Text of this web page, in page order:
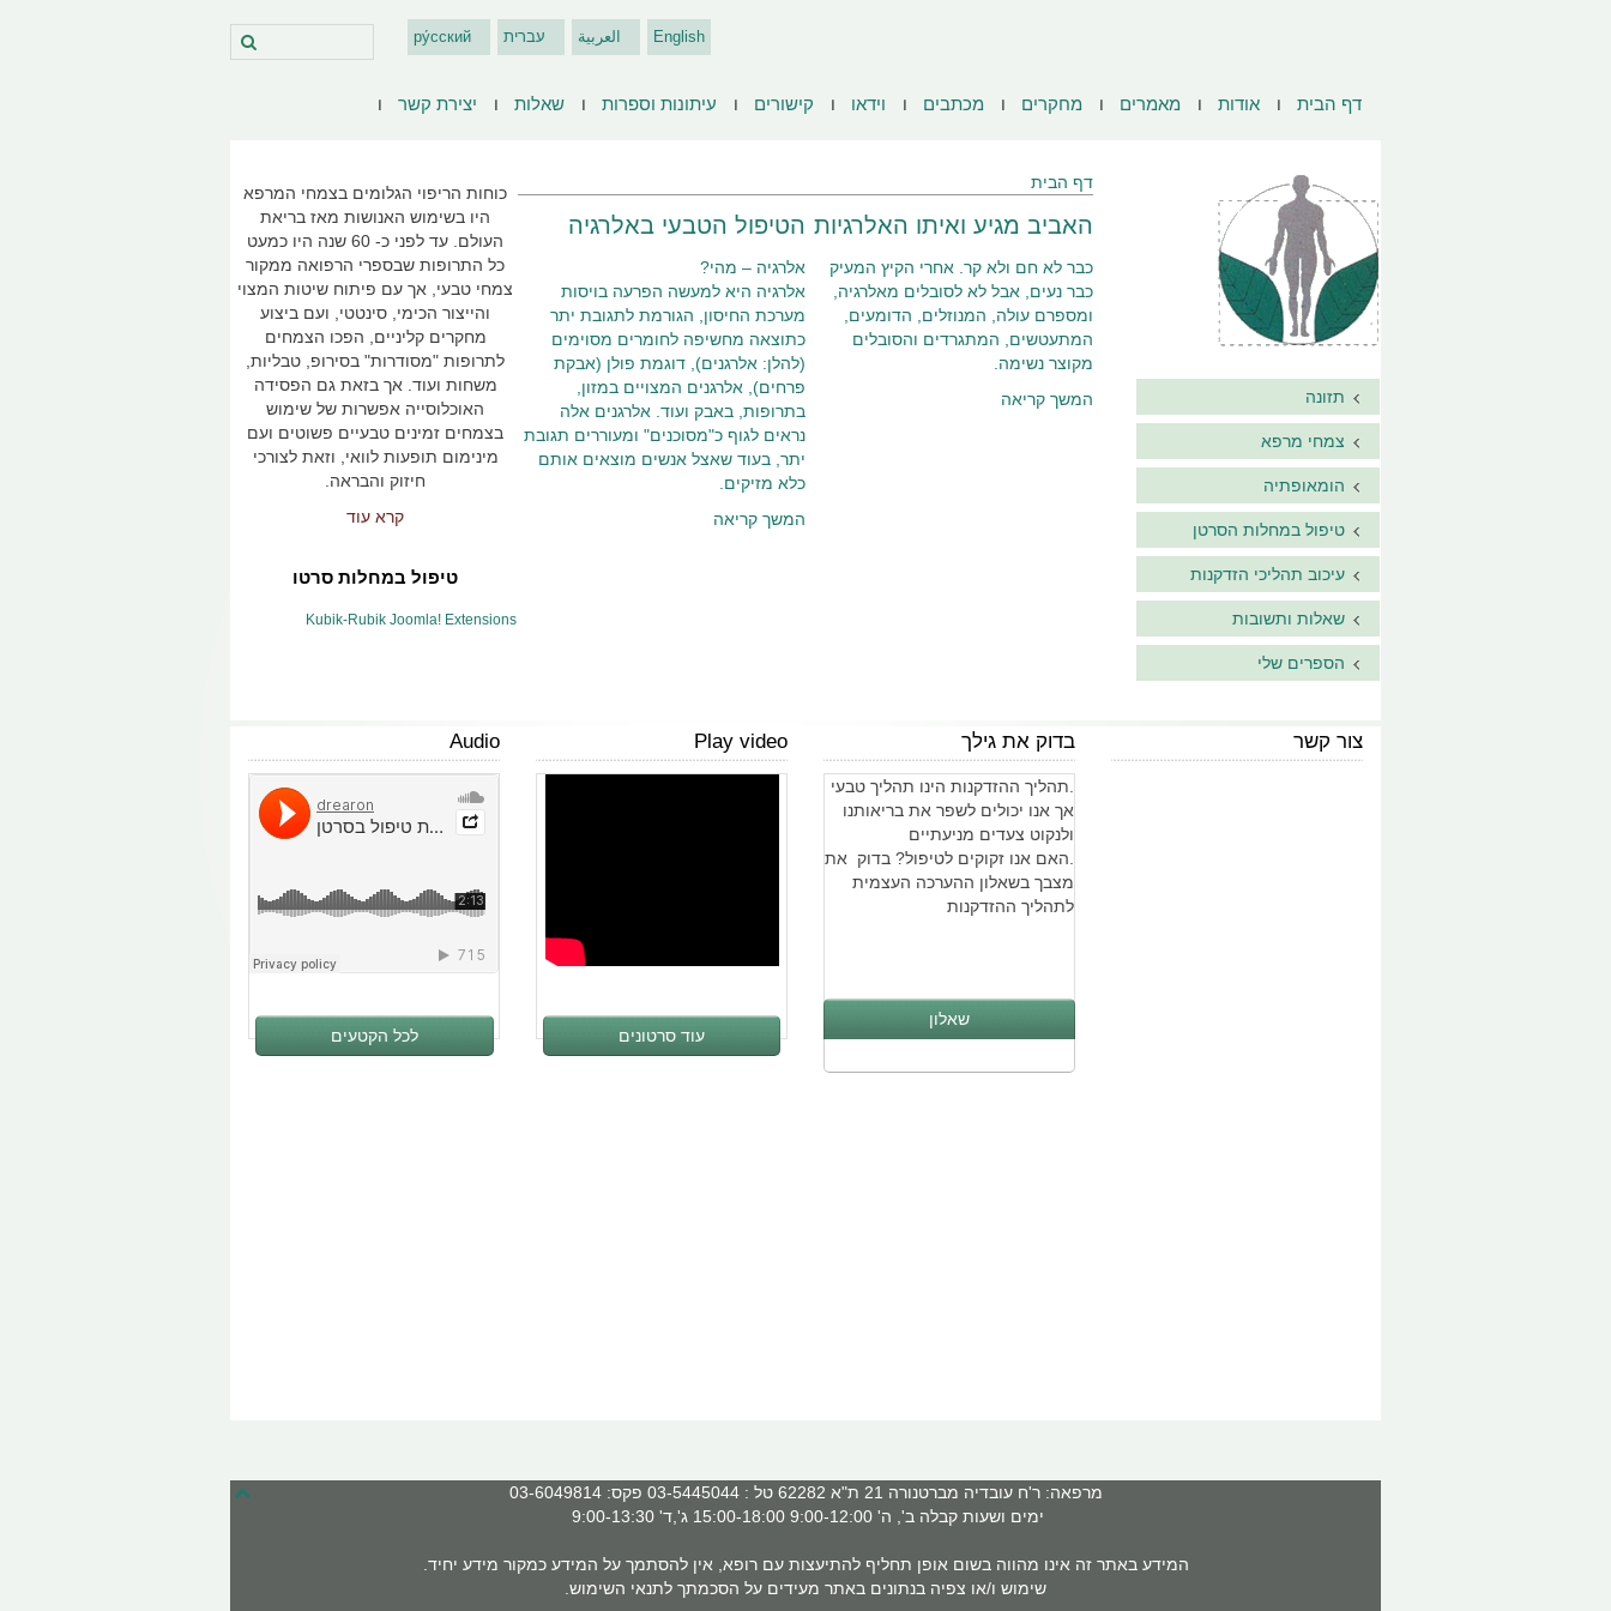
English العربية עברית ру́сский
דף הבית אודות מאמרים מחקרים מכתבים וידאו קישורים עיתונות וספרות שאלות יצירת קשר
דף הבית
האביב מגיע ואיתו האלרגיות
כבר לא חם ולא קר. אחרי הקיץ המעיק
כבר נעים, אבל לא לסובלים מאלרגיה,
ומספרם עולה, המנוזלים, הדומעים,
המתעטשים, המתגרדים והסובלים
מקוצר נשימה.
המשך קריאה
הטיפול הטבעי באלרגיה
אלרגיה – מהי?
אלרגיה היא למעשה הפרעה בויסות
מערכת החיסון, הגורמת לתגובת יתר
כתוצאה מחשיפה לחומרים מסוימים
(להלן: אלרגנים), דוגמת פולן (אבקת
פרחים), אלרגנים המצויים במזון,
בתרופות, באבק ועוד. אלרגנים אלה
נראים לגוף כ"מסוכנים" ומעוררים תגובת
יתר, בעוד שאצל אנשים מוצאים אותם
כלא מזיקים.
המשך קריאה
תזונה
צמחי מרפא
הומאופתיה
טיפול במחלות הסרטן
עיכוב תהליכי הזדקנות
שאלות ותשובות
הספרים שלי
כוחות הריפוי הגלומים בצמחי המרפא
היו בשימוש האנושות מאז בריאת
העולם. עד לפני כ- 60 שנה היו כמעט
כל התרופות שבספרי הרפואה ממקור
צמחי טבעי, אך עם פיתוח שיטות המצוי
והייצור הכימי, סינטטי, ועם ביצוע
מחקרים קליניים, הפכו הצמחים
לתרופות "מסודרות" בסירופ, טבליות,
משחות ועוד. אך בזאת גם הפסידה
האוכלוסייה אפשרות של שימוש
בצמחים זמינים טבעיים פשוטים ועם
מינימום תופעות לוואי, וזאת לצורכי
חיזוק והבראה.
קרא עוד
טיפול במחלות סרטן
"סרטן" אינו מילה נרדפת למוות. אפשר
גם כ"רפואה אלטרנטיבית" או "לא
להיאבק במחלה ולנצח אותה. עם רצון
עז, בסיוע של צוות רפואי, תוך כדי
מעורבות ונחישות, יש סיכוי להחלמה.
מחלת האסטמה - ברונכיט
מערכת הנשימה המאופיינת בהתקפים
הנובעים מהפרעה בזרימת האוויר
הנשימה.
Kubik-Rubik Joomla! Extensions
צור קשר בדוק את גילך
.תהליך ההזדקנות הינו תהליך טבעי
אך אנו יכולים לשפר את בריאותנו
ולנקוט צעדים מניעתיים
.האם אנו זקוקים לטיפול? בדוק את
מצבך בשאלון ההערכה העצמית
לתהליך ההזדקנות
שאלון
Play video
עוד סרטונים
Audio
לכל הקטעים
מרפאה: ר'ח עובדיה מברטנורה 21 ת"א 62282 טל : 03-5445044 פקס: 03-6049814
ימים ושעות קבלה ב', ה' 9:00-12:00 15:00-18:00 ג',ד' 9:00-13:30
המידע באתר זה אינו מהווה בשום אופן תחליף להתיעצות עם רופא, אין להסתמך על המידע כמקור מידע יחיד.
שימוש ו/או צפיה בנתונים באתר מעידים על הסכמתך לתנאי השימוש.